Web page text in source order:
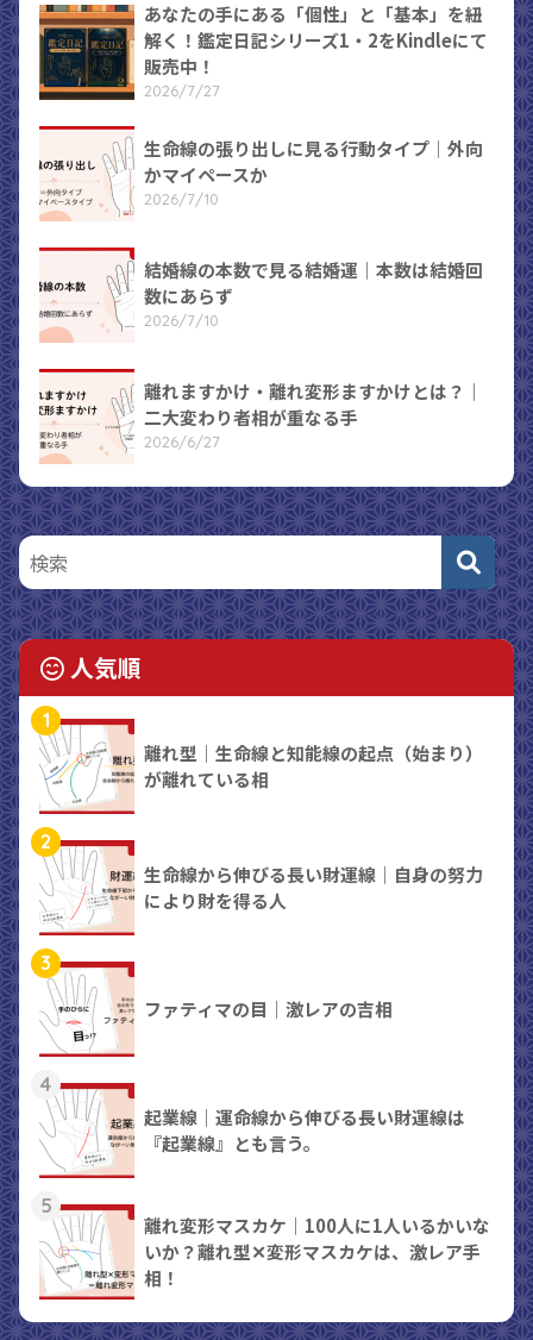
あなたの手にある「個性」と「基本」を紐
解く！鑑定日記シリーズ1・2をKindleにて
販売中！
2026/7/27
生命線の張り出しに見る行動タイプ｜外向
かマイペースか
2026/7/10
結婚線の本数で見る結婚運｜本数は結婚回
数にあらず
2026/7/10
離れますかけ・離れ変形ますかけとは？｜
二大変わり者相が重なる手
2026/6/27
人気順
1
離れ型｜生命線と知能線の起点（始まり）
が離れている相
2
生命線から伸びる長い財運線｜自身の努力
により財を得る人
3
ファティマの目｜激レアの吉相
4
起業線｜運命線から伸びる長い財運線は
『起業線』とも言う。
5
離れ変形マスカケ｜100人に1人いるかいな
いか？離れ型✕変形マスカケは、激レア手
相！